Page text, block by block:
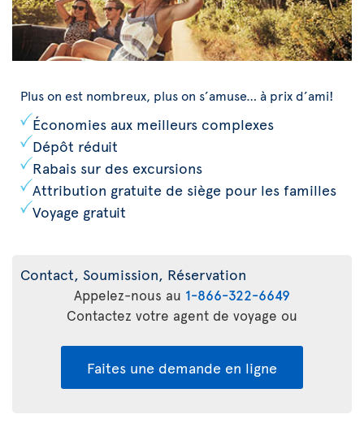
Plus on est nombreux, plus on s’amuse… à prix d’ami!
Économies aux meilleurs complexes
Dépôt réduit
Rabais sur des excursions
Attribution gratuite de siège pour les familles
Voyage gratuit
Contact, Soumission, Réservation
Appelez-nous au 1-866-322-6649
Contactez votre agent de voyage ou
Faites une demande en ligne